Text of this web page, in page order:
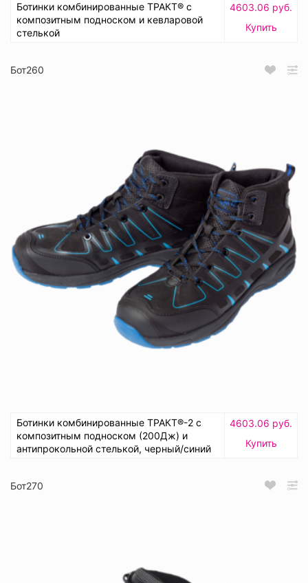
Ботинки комбинированные ТРАКТ® с
композитным подноском и кевларовой
стелькой
4603.06 руб.
Купить
Бот260
Ботинки комбинированные ТРАКТ®-2 с
композитным подноском (200Дж) и
антипрокольной стелькой, черный/синий
4603.06 руб.
Купить
Бот270